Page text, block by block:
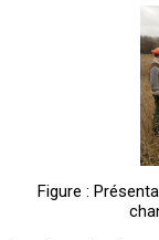
Figure :